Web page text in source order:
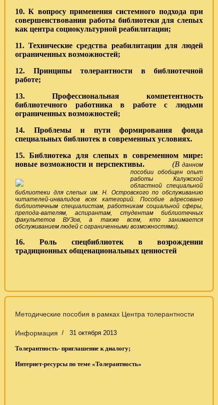
10. К вопросу применения системного подхода при
совершенствовании работы библиотеки для слепых
как центра социокультурной реабилитации;
11. Технические средства реабилитации для людей
ограниченных возможностей;
12. Принципы толерантности в библиотечной
работе;
13. Профессиональная компетентность
библиотечного работника в работе с людьми
ограниченных возможностей;
14. Проблемы и пути формирования фонда
специальных библиотек в современных условиях.
15.Библиотека для слепых в современном мире:
новые возможности и перспективы. (Вданном
пособии обобщен опыт
работы Калужской
областной специальной
библиотеки для слепых им. Н. Островского по обслуживанию
читателей-инвалидов всех категорий. Пособие адресовано
библиотечным специалистам, работникам социальной сферы,
препода-вателям, аспирантам, студентам библиотечных
факультетов ВУЗов, а также всем, кто занимается
обслуживанием людей с ограниченными возможностями).
16. Роль спецбиблиотек в возрождении
традиционных общенациональных ценностей
Методические пособия в рамках Центра толерантности
Информация 31 октября 2013
Толерантность- приглашение к диалогу;
Интернет-ресурсы по теме «Толерантность»